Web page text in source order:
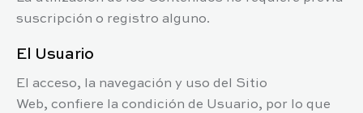
suscripción o registro alguno.
El Usuario
El acceso, la navegación y uso del Sitio
Web, confiere la condición de Usuario, por lo que